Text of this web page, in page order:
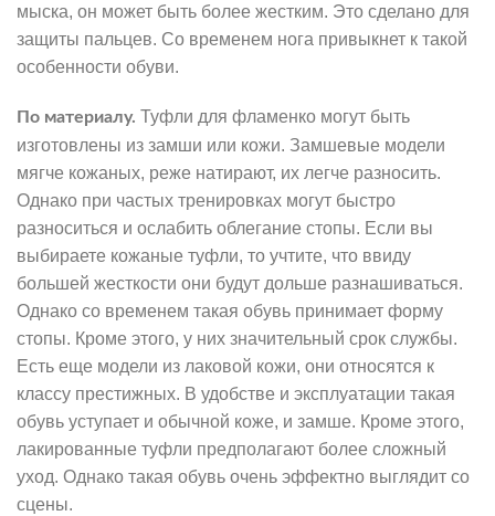
мыска, он может быть более жестким. Это сделано для
защиты пальцев. Со временем нога привыкнет к такой
особенности обуви.
По материалу. Туфли для фламенко могут быть
изготовлены из замши или кожи. Замшевые модели
мягче кожаных, реже натирают, их легче разносить.
Однако при частых тренировках могут быстро
разноситься и ослабить облегание стопы. Если вы
выбираете кожаные туфли, то учтите, что ввиду
большей жесткости они будут дольше разнашиваться.
Однако со временем такая обувь принимает форму
стопы. Кроме этого, у них значительный срок службы.
Есть еще модели из лаковой кожи, они относятся к
классу престижных. В удобстве и эксплуатации такая
обувь уступает и обычной коже, и замше. Кроме этого,
лакированные туфли предполагают более сложный
уход. Однако такая обувь очень эффектно выглядит со
сцены.